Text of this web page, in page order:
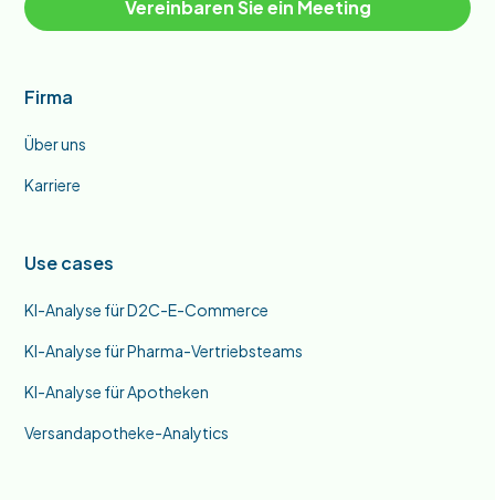
Vereinbaren Sie ein Meeting
Firma
Über uns
Karriere
Use cases
KI-Analyse für D2C-E-Commerce
KI-Analyse für Pharma-Vertriebsteams
KI-Analyse für Apotheken
Versandapotheke-Analytics